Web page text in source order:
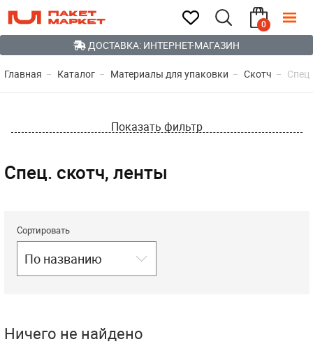
0
ДОСТАВКА: ИНТЕРНЕТ-МАГАЗИН
Главная Каталог Материалы для упаковки Скотч
Показать фильтр
Спец. скотч, ленты
Сортировать
По названию
Ничего не найдено